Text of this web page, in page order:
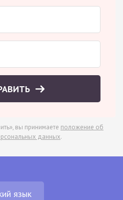
вы принимаете положение об
данных.
язык